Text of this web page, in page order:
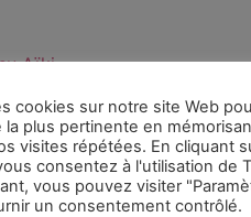
Aïki
cookies sur notre site Web
plus pertinente en
visites répétées. En cliquant
consentez à l'utilisation de
vous pouvez visiter
un consentement contrôlé.